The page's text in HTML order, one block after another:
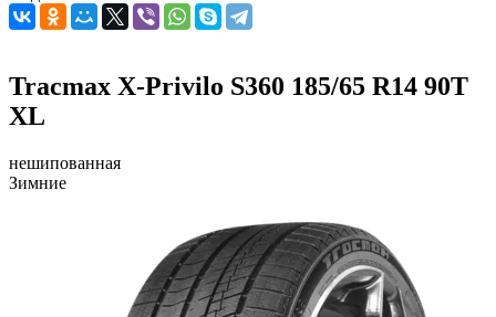
Tracmax X-Privilo S360 185/65 R14 90T
XL
нешипованная
Зимние